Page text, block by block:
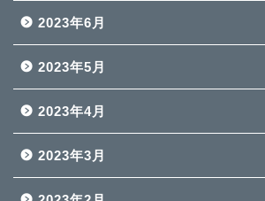
2023年6月
2023年5月
2023年4月
2023年3月